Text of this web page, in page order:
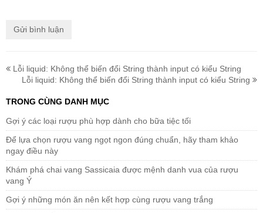
Lỗi liquid: Không thể biến đổi String thành input có kiểu String
Lỗi liquid: Không thể biến đổi String thành input có kiểu String
TRONG CÙNG DANH MỤC
Gợi ý các loại rượu phù hợp dành cho bữa tiệc tối
Để lựa chọn rượu vang ngọt ngon đúng chuẩn, hãy tham khảo
ngay điều này
Khám phá chai vang Sassicaia được mệnh danh vua của rượu
vang Ý
Gợi ý những món ăn nên kết hợp cùng rượu vang trắng